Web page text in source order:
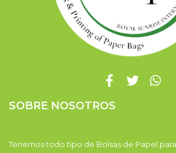
SOBRE NOSOTROS
Tenemos todo tipo de Bolsas de Papel